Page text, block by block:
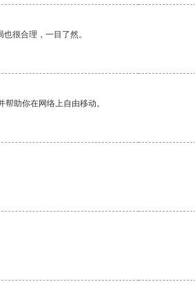
很合理，一目了然。
助你在网络上自由移动。